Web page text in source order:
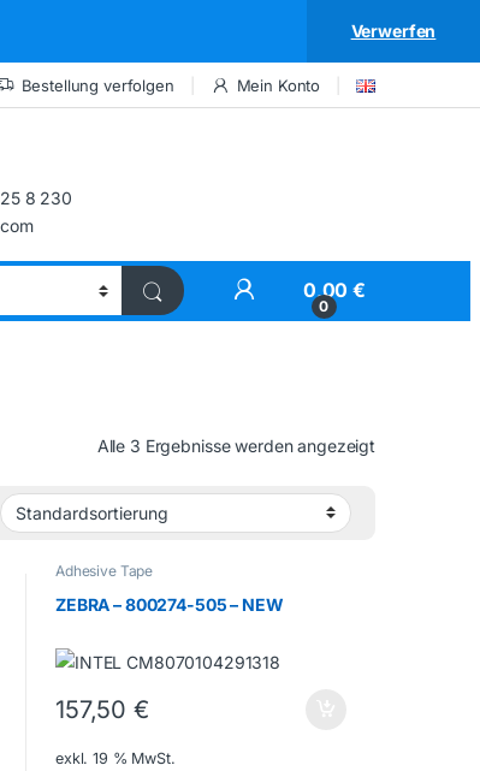
Verwerfen
Bestellung verfolgen Mein Konto
8 230
My Account
0
0,00€
Alle 3 Ergebnisse werden angezeigt
Adhesive Tape
ZEBRA – 800274-505 – NEW
157,50 €
exkl. 19 % MwSt.